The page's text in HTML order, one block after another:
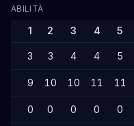
ABILITÀ
1 2 3 4 5
3 3 4 4 5
9 10 10 11 11
0 0 0 0 0